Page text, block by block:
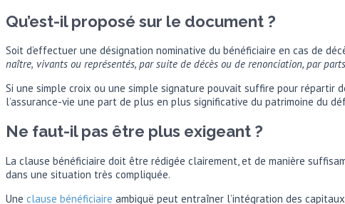
Qu’est-il proposé sur le document ?
Soit d’effectuer une désignation nominative du bénéficiaire en cas de
naître, vivants ou représentés, par suite de décès ou de renonciation, par
Si une simple croix ou une simple signature pouvait suffire pour répartir
l’assurance-vie une part de plus en plus significative du patrimoine du
Ne faut-il pas être plus exigeant ?
La clause bénéficiaire doit être rédigée clairement, et de manière
dans une situation très compliquée.
Une clause bénéficiaire ambiguë peut entraîner l’intégration des